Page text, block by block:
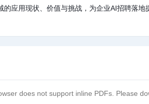
的应用现状、价值与挑战，为企业AI招聘落地
does not support inline PDFs. Please